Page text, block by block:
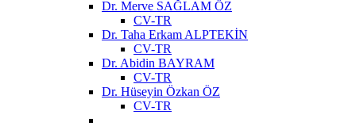
Dr. Merve SAĞLAM ÖZ
CV-TR
Dr. Taha Erkam ALPTEKİN
CV-TR
Dr. Abidin BAYRAM
CV-TR
Dr. Hüseyin Özkan ÖZ
CV-TR